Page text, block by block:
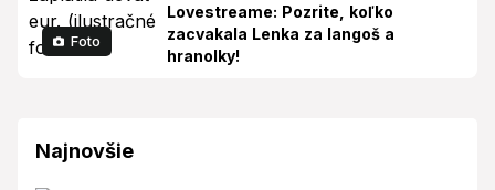
Foto
Lovestreame: Pozrite, koľko
zacvakala Lenka za langoš a
hranolky!
Najnovšie